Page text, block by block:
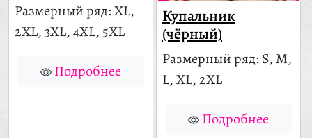
Размерный ряд: XL,
2XL, 3XL, 4XL, 5XL
Подробнее
Купальник
(чёрный)
Размерный ряд: S, M,
L, XL, 2XL
Подробнее